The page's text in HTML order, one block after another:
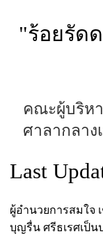
"ร้อยรัด
คณะผู้บริห
ศาลากลาง
Last
ผู้อำนวยการสมใจ
บุญรื่น ศรีธเรศเป็น